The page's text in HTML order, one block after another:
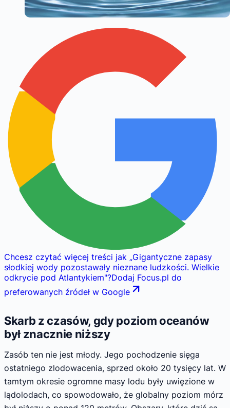
Chcesz czytać więcej treści jak „Gigantyczne zapasy
słodkiej wody pozostawały nieznane ludzkości. Wielkie
odkrycie pod Atlantykiem"?Dodaj Focus.pl do
preferowanych źródeł w Google
Skarb z czasów, gdy poziom oceanów
był znacznie niższy
Zasób ten nie jest młody. Jego pochodzenie sięga
ostatniego zlodowacenia, sprzed około 20 tysięcy lat. W
tamtym okresie ogromne masy lodu były uwięzione w
lądolodach, co spowodowało, że globalny poziom mórz